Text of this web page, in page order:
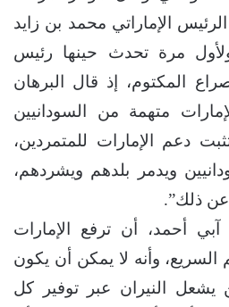
الإماراتي محمد بن زايد
مرة تحدث حينها رئيس
المكتوم، إذ قال البرهان
متهمة من السودانيين
دعم الإمارات للمتمردين،
ويدمر بلدهم ويشردهم،
عن ذلك”.
أحمد، أن ترفع الإمارات
وأنه لا يمكن أن يكون
النيران عبر توفير كل